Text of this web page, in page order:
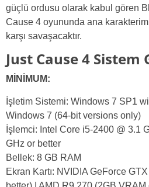
güçlü ordusu olarak kabul gören
Cause 4 oyununda ana
karşı savaşacaktır.
Just Cause 4
MİNİMUM:
İşletim Sistemi: Windows 7 SP1
Windows 7 (64-bit versions only)
İşlemci: Intel Core i5-2400 @ 3.1
GHz or better
Bellek: 8 GB RAM
Ekran Kartı: NVIDIA GeForce